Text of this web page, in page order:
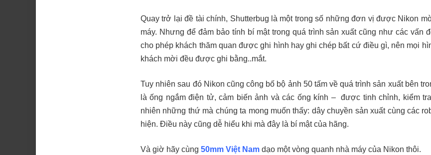
Quay trở lại đề tài chính, Shutterbug là một trong số những đơn vị được Nikon
máy. Nhưng để đảm bảo tính bí mật trong quá trình sản xuất cũng như các vấn
cho phép khách thăm quan được ghi hình hay ghi chép bất cứ điều gì, nên mọi
khách mời đều được ghi bằng..mắt.
Tuy nhiên sau đó Nikon cũng công bố bộ ảnh 50 tấm về quá trình sản xuất bên
là ống ngắm điện tử, cảm biến ảnh và các ống kính – được tinh chỉnh, kiểm
nhiên những thứ mà chúng ta mong muốn thấy: dây chuyền sản xuất cùng các
hiện. Điều này cũng dễ hiểu khi mà đây là bí mật của hãng.
Và giờ hãy cùng 50mm Việt Nam dạo một vòng quanh nhà máy của Nikon thôi.